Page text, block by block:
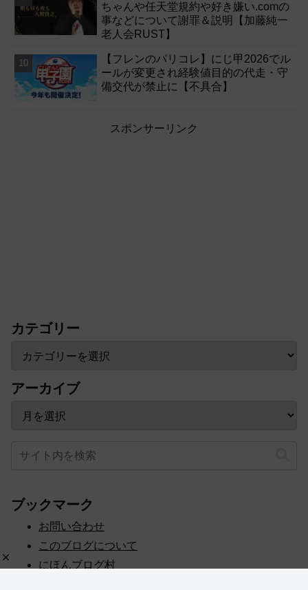
ちゃんや任天堂規約や好き嫌い.comの
事などについて謝罪＆説明【加藤純一
老人会RUST】
【フレンのパリコレ】にじ甲2026でル
ールが変更され経験値目的の代走・守
備交代が禁止に【不具合】
スポンサーリンク
カテゴリー
アーカイブ
ブックマーク
お問い合わせ
このブログについて
にほんブログ村